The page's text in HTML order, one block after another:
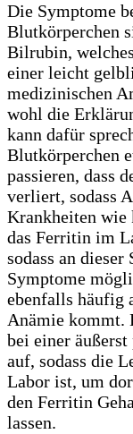
Die Symptome
Blutkörperchen
Bilrubin,
einer leicht
medizinischen
wohl die
kann dafür
Blutkörperchen
passieren, dass
verliert, sodass
Krankheiten wie
das Ferritin im
sodass an
Symptome
ebenfalls häufig
Anämie kommt.
bei einer
auf, sodass die
Labor ist, um
den Ferritin
lassen.